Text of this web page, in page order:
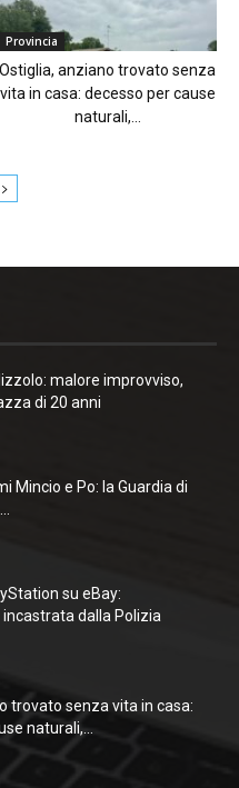
Provincia
Ostiglia, anziano trovato senza
vita in casa: decesso per cause
naturali,...
malore improvviso,
di 20 anni
Mincio e Po: la Guardia di
su eBay:
dalla Polizia
trovato senza vita in casa:
naturali,...